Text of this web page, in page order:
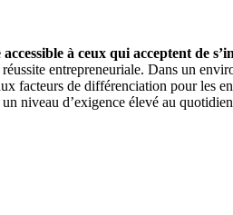
à ceux qui acceptent de
entrepreneuriale. Dans un
facteurs de différenciation pour les
niveau d’exigence élevé au